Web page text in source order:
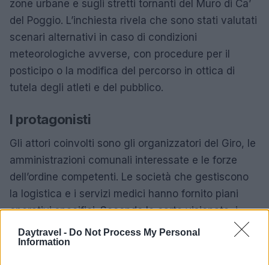
Daytravel - Do Not Process My Personal
Information
zone urbane e sugli stretti tornanti del Muro di Ca’
del Poggio. L’inchiesta rivela che sono stati valutati
scenari alternativi in caso di condizioni
meteorologiche avverse, con procedure per il
posticipo o la modifica del percorso in ottica di
tutela degli atleti e del pubblico.
I protagonisti
Gli attori coinvolti sono gli organizzatori del Giro, le
amministrazioni comunali interessate e le forze
dell’ordine competenti. Le società che gestiscono
la logistica e i servizi medici hanno fornito piani
operativi specifici. Secondo le carte visionate, i
rappresentanti dei comitati turistici locali hanno
sollevato osservazioni relative all’impatto sulle